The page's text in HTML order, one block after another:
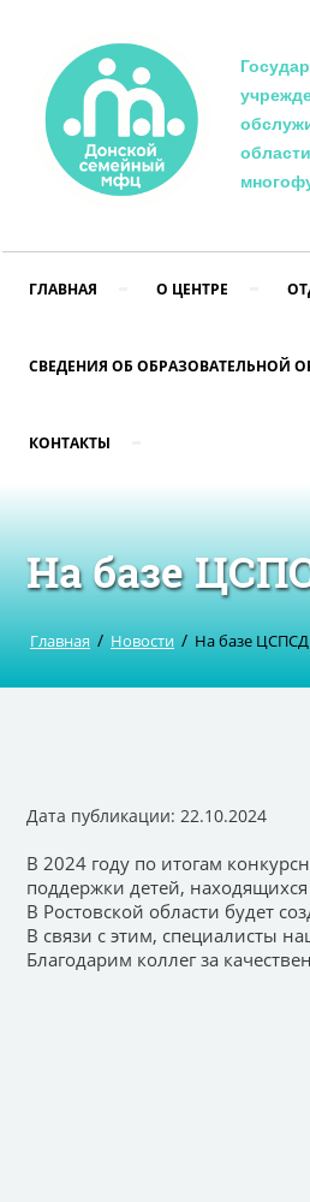
ГЛАВНАЯ О ЦЕНТРЕ
СВЕДЕНИЯ ОБ ОБРАЗОВАТЕЛЬНОЙ
КОНТАКТЫ
На базе
Главная / Новости / На базе
Дата публикации: 22.10.2024
В 2024 году по итогам
поддержки детей,
В Ростовской области будет
В связи с этим, специалисты
Благодарим коллег за